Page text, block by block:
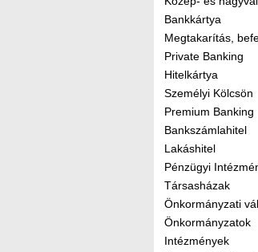
Bankkártya
Megtakarítás,
Private Banking
Hitelkártya
Személyi Kölcsön
Premium Banking
Bankszámlahitel
Lakáshitel
Pénzügyi
Társasházak
Önkormányzati
Önkormányzatok
Intézmények